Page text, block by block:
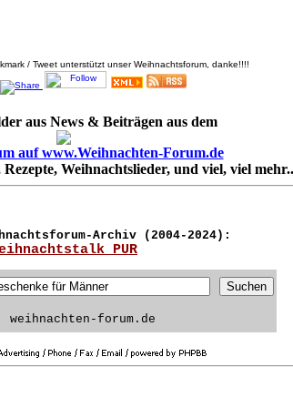
/ Tweet unterstützt unser Weihnachtsforum, danke!!!!
aus News & Beiträgen aus dem
auf www.Weihnachten-Forum.de
Weihnachtslieder, und viel, viel
Archiv (2004-2024):
PUR
weihnachten-forum.de